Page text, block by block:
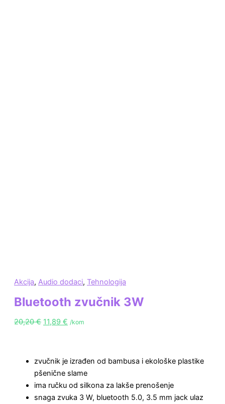
Akcija, Audio dodaci, Tehnologija
Bluetooth zvučnik 3W
20,20€ 11,89 € /kom
zvučnik je izrađen od bambusa i ekološke plastike
pšenične slame
ima ručku od silkona za lakše prenošenje
snaga zvuka 3 W, bluetooth 5.0, 3.5 mm jack ulaz